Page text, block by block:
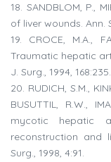
18. SANDBLOM, P.,
of liver wounds. Ann.
19. CROCE, M.A.,
Traumatic hepatic
J. Surg., 1994, 168:235.
20. RUDICH, S.M.,
BUSUTTIL, R.W.,
mycotic hepatic
reconstruction and
Surg., 1998, 4:91.